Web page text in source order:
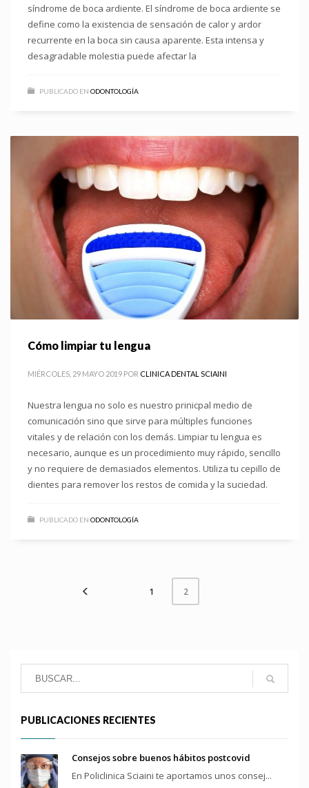
síndrome de boca ardiente. El síndrome de boca ardiente se
define como la existencia de sensación de calor y ardor
recurrente en la boca sin causa aparente. Esta intensa y
desagradable molestia puede afectar la
PUBLICADO EN ODONTOLOGÍA
Cómo limpiar tu lengua
MIÉRCOLES, 29 MAYO 2019 POR CLINICA DENTAL SCIAINI
Nuestra lengua no solo es nuestro prinicpal medio de
comunicación sino que sirve para múltiples funciones
vitales y de relación con los demás. Limpiar tu lengua es
necesario, aunque es un procedimiento muy rápido, sencillo
y no requiere de demasiados elementos. Utiliza tu cepillo de
dientes para remover los restos de comida y la suciedad.
PUBLICADO EN ODONTOLOGÍA
1 2
PUBLICACIONES RECIENTES
Consejos sobre buenos hábitos postcovid
En Policlinica Sciaini te aportamos unos consej...